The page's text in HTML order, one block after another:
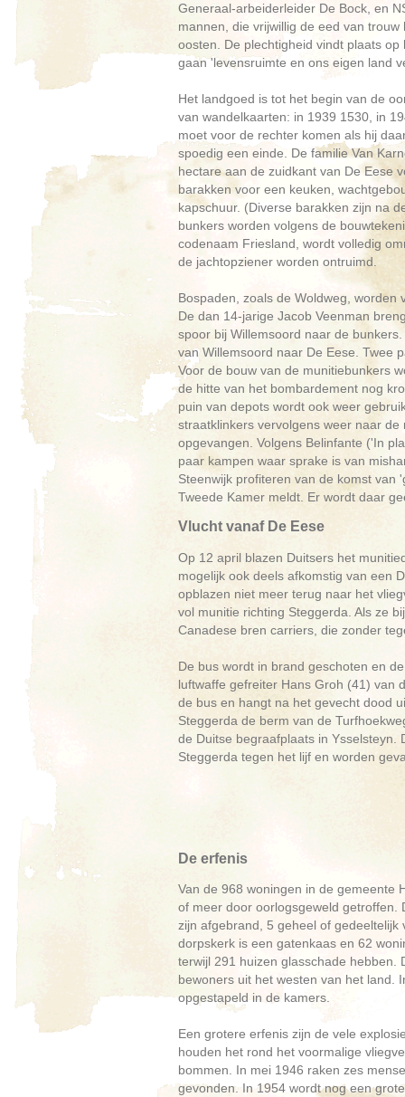
Generaal-arbeiderleider De Bock, en
mannen, die vrijwillig de eed van
oosten. De plechtigheid vindt plaats
gaan 'levensruimte en ons eigen land
Het landgoed is tot het begin van de
van wandelkaarten: in 1939 1530, in
moet voor de rechter komen als hij
spoedig een einde. De familie Van
hectare aan de zuidkant van De Eese
barakken voor een keuken,
kapschuur. (Diverse barakken zijn na
bunkers worden volgens de
codenaam Friesland, wordt volledig
de jachtopziener worden ontruimd.
Bospaden, zoals de Woldweg,
De dan 14-jarige Jacob Veenman
spoor bij Willemsoord naar de
van Willemsoord naar De Eese. Twee
Voor de bouw van de munitiebunkers
de hitte van het bombardement nog
puin van depots wordt ook weer
straatklinkers vervolgens weer naar
opgevangen. Volgens Belinfante ('In
paar kampen waar sprake is van
Steenwijk profiteren van de komst van
Tweede Kamer meldt. Er wordt daar
Vlucht vanaf De Eese
Op 12 april blazen Duitsers het
mogelijk ook deels afkomstig van een
opblazen niet meer terug naar het
vol munitie richting Steggerda. Als ze
Canadese bren carriers, die zonder
De bus wordt in brand geschoten en
luftwaffe gefreiter Hans Groh (41) van
de bus en hangt na het gevecht dood
Steggerda de berm van de
de Duitse begraafplaats in Ysselsteyn.
Steggerda tegen het lijf en worden
De erfenis
Van de 968 woningen in de gemeente
of meer door oorlogsgeweld getroffen.
zijn afgebrand, 5 geheel of
dorpskerk is een gatenkaas en 62
terwijl 291 huizen glasschade hebben.
bewoners uit het westen van het land.
opgestapeld in de kamers.
Een grotere erfenis zijn de vele
houden het rond het voormalige
bommen. In mei 1946 raken zes
gevonden. In 1954 wordt nog een